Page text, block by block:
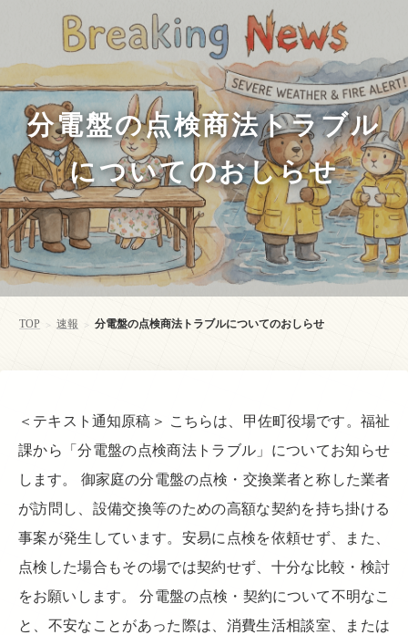
分電盤の点検商法トラブル
についてのおしらせ
TOP > 速報 > 分電盤の点検商法トラブルについてのおしらせ
＜テキスト通知原稿＞ こちらは、甲佐町役場です。福祉
課から「分電盤の点検商法トラブル」についてお知らせ
します。 御家庭の分電盤の点検・交換業者と称した業者
が訪問し、設備交換等のための高額な契約を持ち掛ける
事案が発生しています。安易に点検を依頼せず、また、
点検した場合もその場では契約せず、十分な比較・検討
をお願いします。 分電盤の点検・契約について不明なこ
と、不安なことがあった際は、消費生活相談室、または